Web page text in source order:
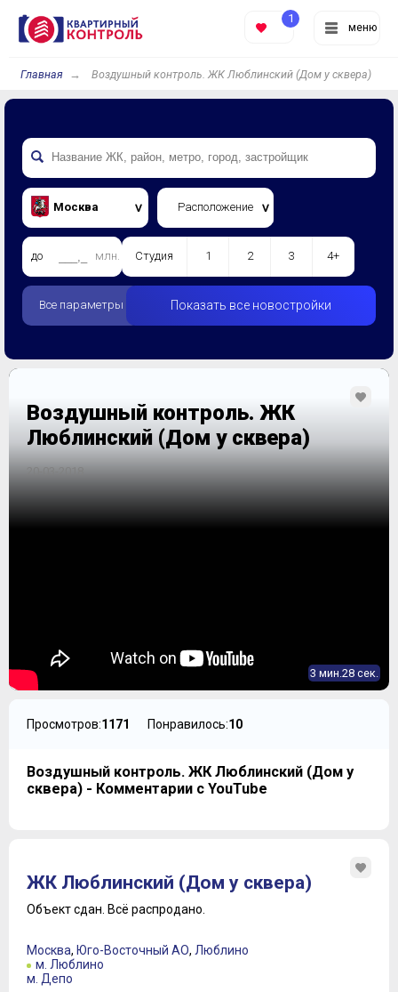
меню
1
Главная Воздушный контроль. ЖК Люблинский (Дом у сквера)
Москва Расположение
до млн. Студия 1 2 3 4+
Все параметры Показать все новостройки
Воздушный контроль. ЖК
Люблинский (Дом у сквера)
3 мин.28 сек.
Просмотров:1171 Понравилось:10
Воздушный контроль. ЖК Люблинский (Дом у
сквера) - Комментарии с YouTube
ЖК Люблинский (Дом у сквера)
Объект сдан. Всё распродано.
Москва, Юго-Восточный АО, Люблино
м. Люблино
м. Депо